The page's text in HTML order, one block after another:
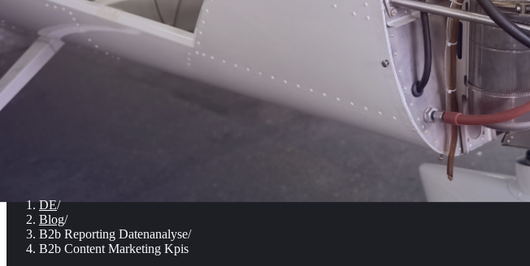
DE/
Blog/
B2b Reporting Datenanalyse/
B2b Content Marketing Kpis